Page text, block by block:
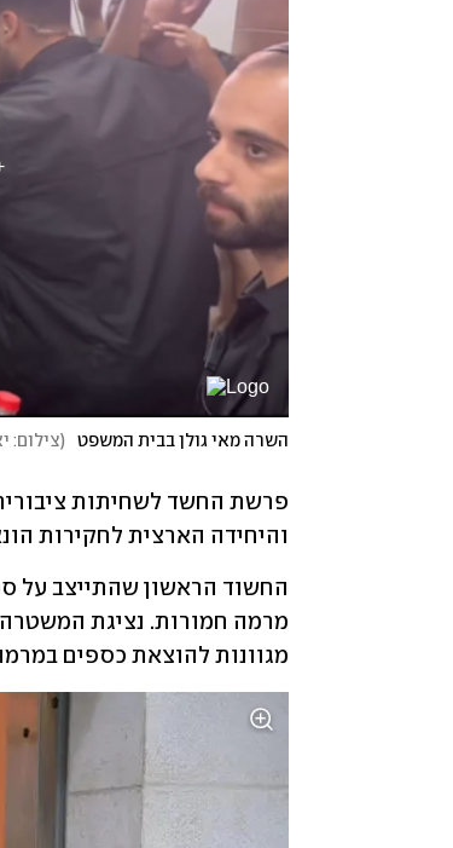
השרה מאי גולן בבית המשפט (צילום:
והיחידה הארצית לחקירות הונאה (יאח"ה) בלהב 433
מגוונות להוצאת כספים